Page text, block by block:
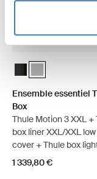
Ensemble essentiel
Ensemble
Ensemble essentiel
Box
Thule Motion 3 XXL
box liner XXL/XXL
cover + Thule box
1 339,80 €